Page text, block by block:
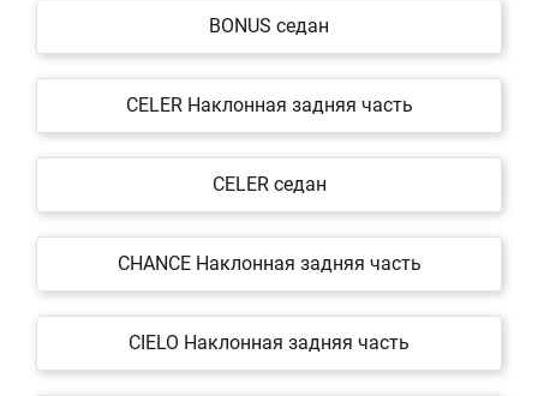
BONUS седан
CELER Наклонная задняя часть
CELER седан
CHANCE Наклонная задняя часть
CIELO Наклонная задняя часть